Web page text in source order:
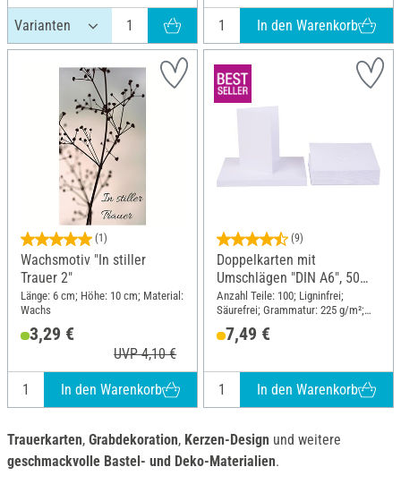
In den Warenkorb
(1)
Wachsmotiv "In stiller
Trauer 2"
Länge: 6 cm; Höhe: 10 cm; Material:
Wachs
3,29 €
UVP 4,10 €
In den Warenkorb
(9)
Doppelkarten mit
Umschlägen "DIN A6", 50
Stück
Anzahl Teile: 100; Ligninfrei;
Säurefrei; Grammatur: 225 g/m²;
Material: Karton
7,49 €
In den Warenkorb
Trauerkarten, Grabdekoration, Kerzen-Design und weitere
geschmackvolle Bastel- und Deko-Materialien.